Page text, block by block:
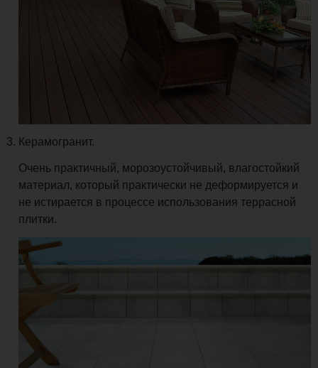
Керамогранит.
Очень практичный, морозоустойчивый, влагостойкий
материал, который практически не деформируется и
не истирается в процессе использования террасной
плитки.